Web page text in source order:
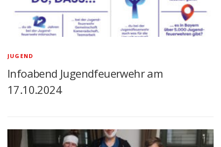
JUGEND
Infoabend Jugendfeuerwehr am
17.10.2024